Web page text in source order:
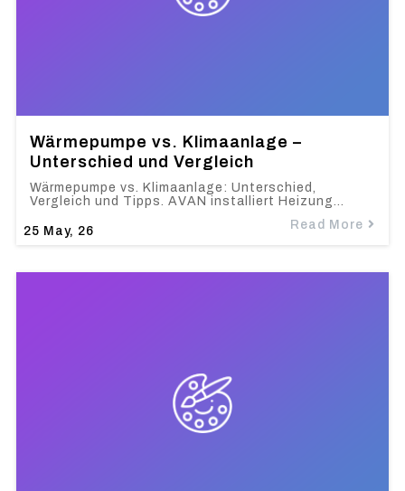
Wärmepumpe vs. Klimaanlage –
Unterschied und Vergleich
25 May, 26
Wärmepumpe vs. Klimaanlage: Unterschied,
Vergleich und Tipps. AVAN installiert Heizung…
Read More